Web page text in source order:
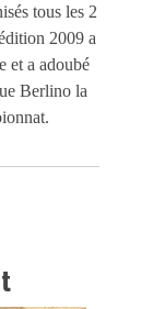
tous les 2
2009 a
et a adoubé
Berlino la